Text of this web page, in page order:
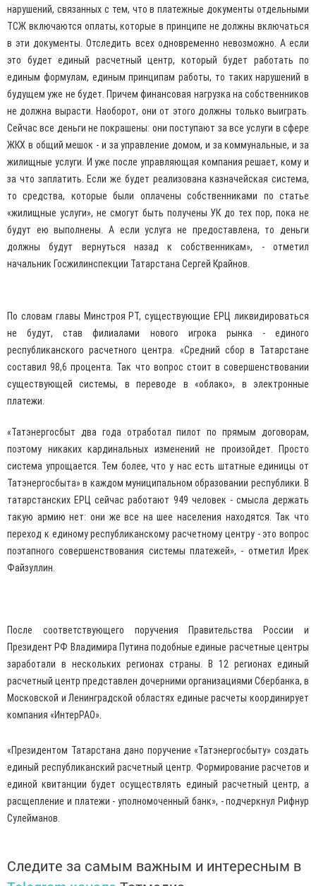
нарушений, связанных с тем, что в платежные документы отдельными
ТСЖ включаются оплаты, которые в принципе не должны включаться
в эти документы. Отследить всех одновременно невозможно. А если
это будет единый расчетный центр, который будет работать по
единым формулам, единым принципам работы, то таких нарушений в
будущем уже не будет. Причем финансовая нагрузка на собственников
не должна вырасти. Наоборот, они от этого должны только выиграть.
Сейчас все деньги не покрашены: они поступают за все услуги в сфере
ЖКХ в общий мешок - и за управление домом, и за коммунальные, и за
жилищные услуги. И уже после управляющая компания решает, кому и
за что заплатить. Если же будет реализована казначейская система,
то средства, которые были оплачены собственниками по статье
«жилищные услуги», не смогут быть получены УК до тех пор, пока не
будут ею выполнены. А если услуга не предоставлена, то деньги
должны будут вернуться назад к собственникам», - отметил
начальник Госжилинспекции Татарстана Сергей Крайнов.
По словам главы Минстроя РТ, существующие ЕРЦ ликвидироваться
не будут, став филиалами нового игрока рынка - единого
республиканского расчетного центра. «Средний сбор в Татарстане
составил 98,6 процента. Так что вопрос стоит в совершенствовании
существующей системы, в переводе в «облако», в электронные
платежи.
«Татэнергосбыт два года отработал пилот по прямым договорам,
поэтому никаких кардинальных изменений не произойдет. Просто
система упрощается. Тем более, что у нас есть штатные единицы от
Татэнергосбыта» в каждом муниципальном образовании республики. В
татарстанских ЕРЦ сейчас работают 949 человек - смысла держать
такую армию нет: они же все на шее населения находятся. Так что
переход к единому республиканскому расчетному центру - это вопрос
поэтапного совершенствования системы платежей», - отметил Ирек
Файзуллин.
После соответствующего поручения Правительства России и
Президент РФ Владимира Путина подобные единые расчетные центры
заработали в нескольких регионах страны. В 12 регионах единый
расчетный центр представлен дочерними организациями Сбербанка, в
Московской и Ленинградской областях единые расчеты координирует
компания «ИнтерРАО».
«Президентом Татарстана дано поручение «Татэнергосбыту» создать
единый республиканский расчетный центр. Формирование расчетов и
единой квитанции будет осуществлять единый расчетный центр, а
расщепление и платежи - уполномоченный банк», - подчеркнул Рифнур
Сулейманов.
Следите за самым важным и интересным в